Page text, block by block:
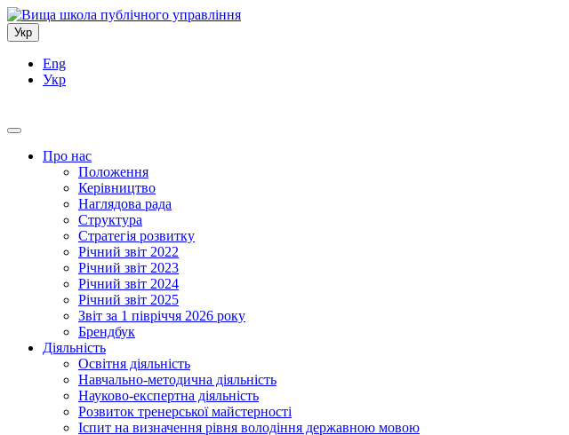
Укр
Eng
Укр
Про нас
Положення
Керівництво
Наглядова рада
Структура
Стратегія розвитку
Річний звіт 2022
Річний звіт 2023
Річний звіт 2024
Річний звіт 2025
Звіт за 1 півріччя 2026 року
Брендбук
Діяльність
Освітня діяльність
Навчально-методична діяльність
Науково-експертна діяльність
Розвиток тренерської майстерності
Іспит на визначення рівня володіння державною мовою